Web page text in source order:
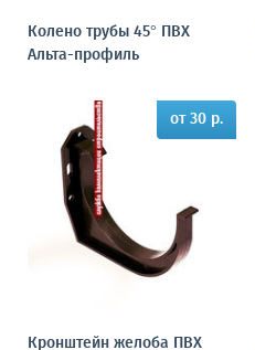
Колено трубы 45° ПВХ
Альта-профиль
от 30 р.
Кронштейн желоба ПВХ